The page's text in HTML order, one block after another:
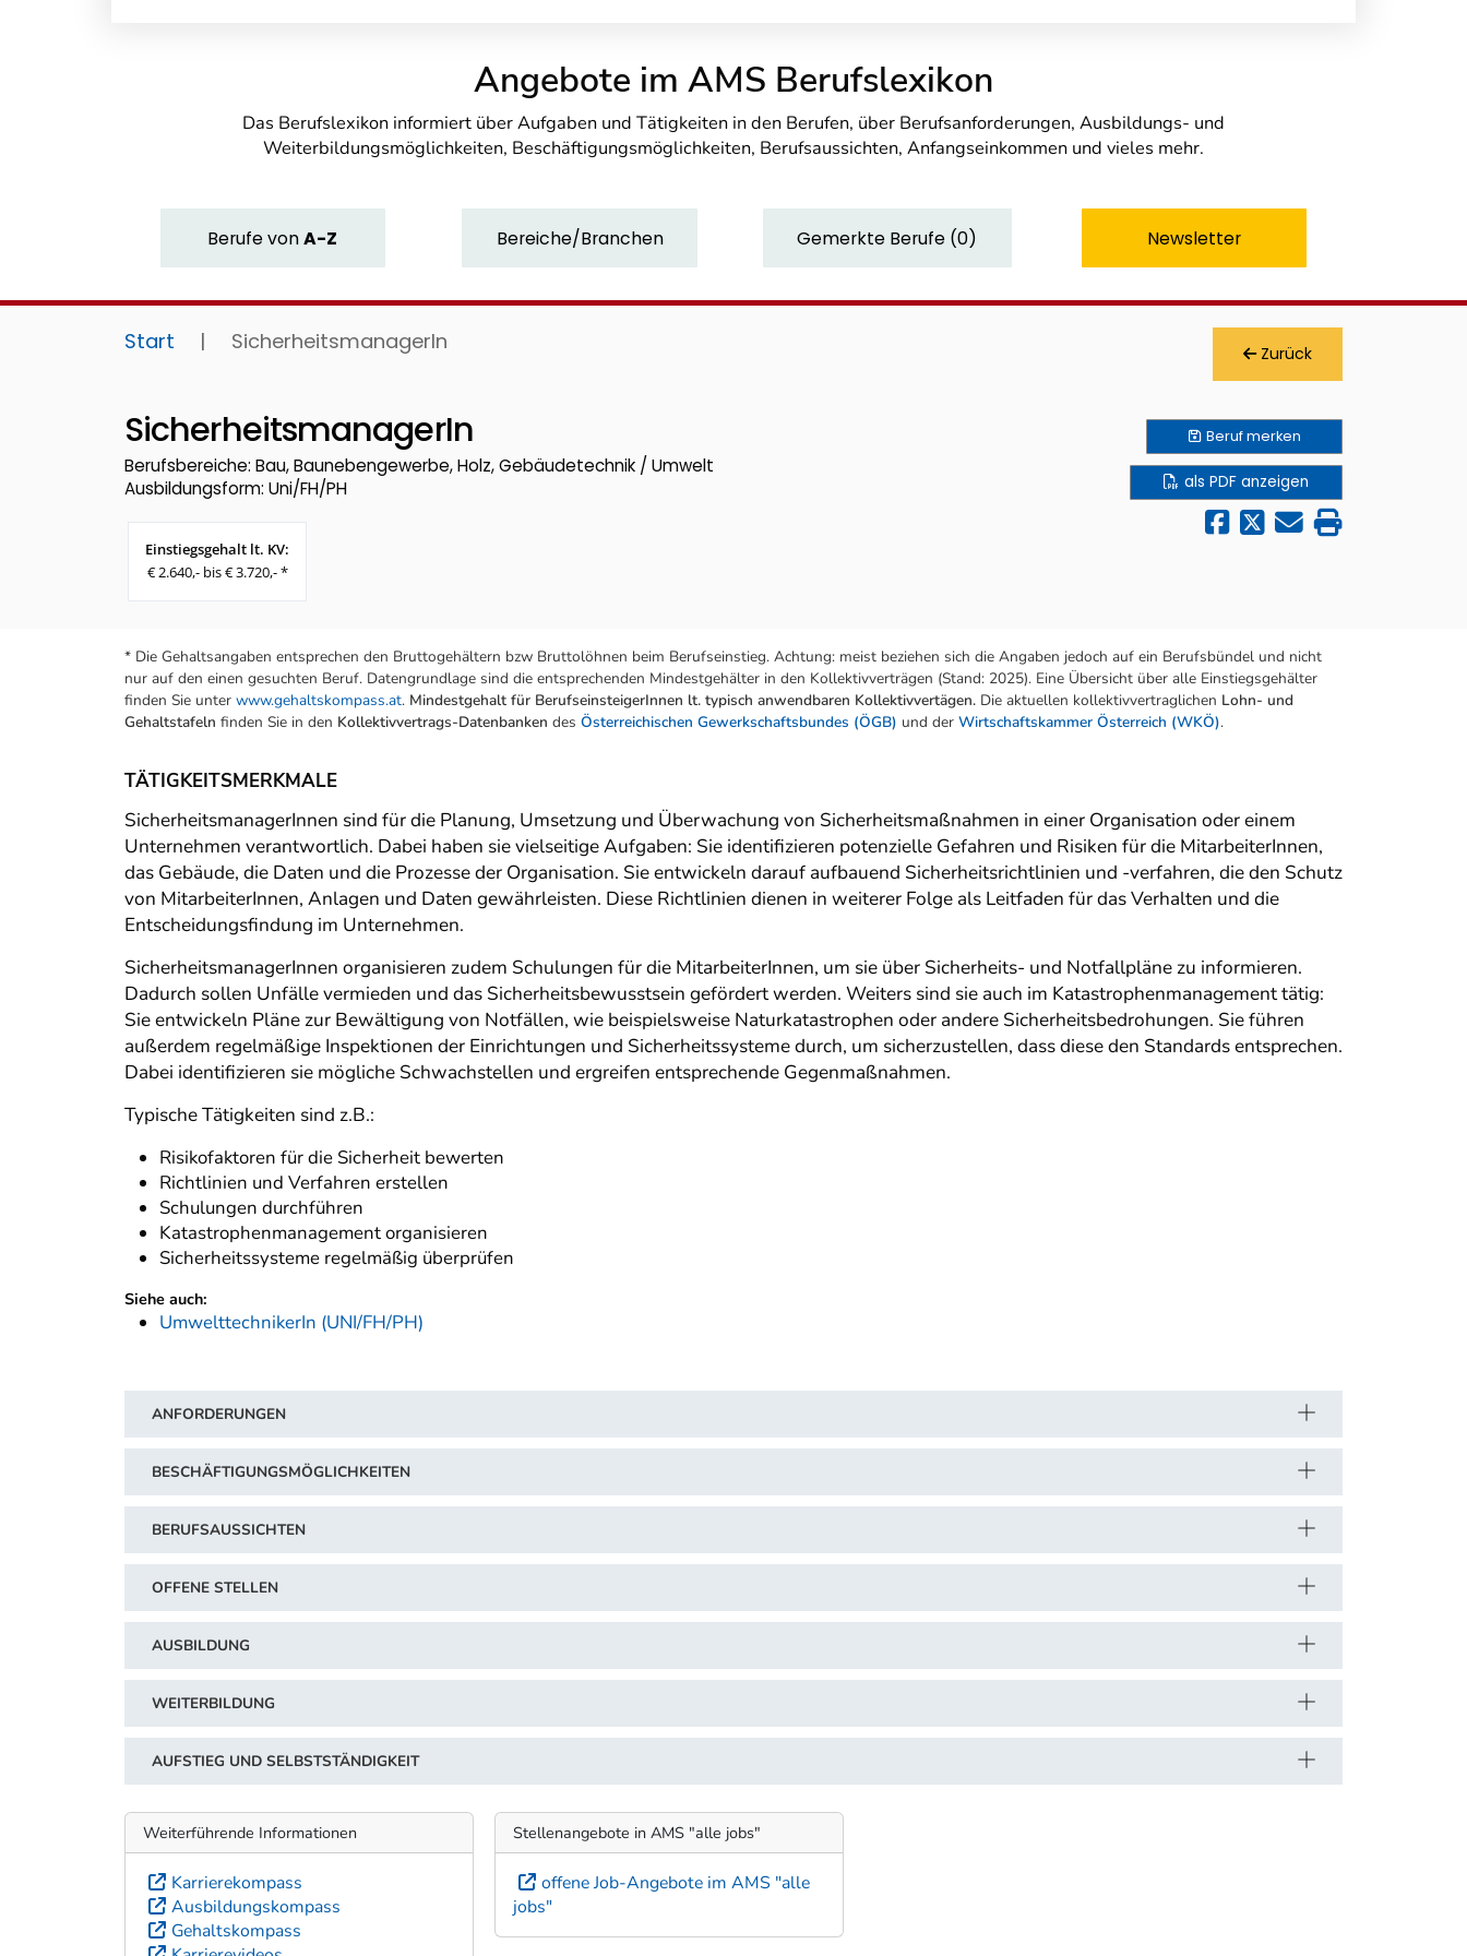
Angebote im AMS Berufslexikon
Das Berufslexikon informiert über Aufgaben und Tätigkeiten in den Berufen, über Berufsanforderungen, Ausbildungs- und
Weiterbildungsmöglichkeiten, Beschäftigungsmöglichkeiten, Berufsaussichten, Anfangseinkommen und vieles mehr.
BerufevonA-Z Bereiche/Branchen Gemerkte Berufe (0) Newsletter
Start | SicherheitsmanagerIn Zurück
SicherheitsmanagerIn
Berufsbereiche: Bau, Baunebengewerbe, Holz, Gebäudetechnik / Umwelt
Ausbildungsform: Uni/FH/PH
Einstiegsgehalt lt. KV:
€ 2.640,- bis € 3.720,- *
Berufmerken
als PDF anzeigen
* Die Gehaltsangaben entsprechen den Bruttogehältern bzw Bruttolöhnen beim Berufseinstieg. Achtung: meist beziehen sich die Angaben jedoch auf ein Berufsbündel und nicht
nur auf den einen gesuchten Beruf. Datengrundlage sind die entsprechenden Mindestgehälter in den Kollektivverträgen (Stand: 2025). Eine Übersicht über alle Einstiegsgehälter
finden Sie unter www.gehaltskompass.at. Mindestgehalt für BerufseinsteigerInnen lt. typisch anwendbaren Kollektivvertägen. Die aktuellen kollektivvertraglichen Lohn- und
Gehaltstafeln finden Sie in den Kollektivvertrags-Datenbanken des Österreichischen Gewerkschaftsbundes (ÖGB) und der Wirtschaftskammer Österreich (WKÖ).
TÄTIGKEITSMERKMALE
SicherheitsmanagerInnen sind für die Planung, Umsetzung und Überwachung von Sicherheitsmaßnahmen in einer Organisation oder einem
Unternehmen verantwortlich. Dabei haben sie vielseitige Aufgaben: Sie identifizieren potenzielle Gefahren und Risiken für die MitarbeiterInnen,
das Gebäude, die Daten und die Prozesse der Organisation. Sie entwickeln darauf aufbauend Sicherheitsrichtlinien und -verfahren, die den Schutz
von MitarbeiterInnen, Anlagen und Daten gewährleisten. Diese Richtlinien dienen in weiterer Folge als Leitfaden für das Verhalten und die
Entscheidungsfindung im Unternehmen.
SicherheitsmanagerInnen organisieren zudem Schulungen für die MitarbeiterInnen, um sie über Sicherheits- und Notfallpläne zu informieren.
Dadurch sollen Unfälle vermieden und das Sicherheitsbewusstsein gefördert werden. Weiters sind sie auch im Katastrophenmanagement tätig:
Sie entwickeln Pläne zur Bewältigung von Notfällen, wie beispielsweise Naturkatastrophen oder andere Sicherheitsbedrohungen. Sie führen
außerdem regelmäßige Inspektionen der Einrichtungen und Sicherheitssysteme durch, um sicherzustellen, dass diese den Standards entsprechen.
Dabei identifizieren sie mögliche Schwachstellen und ergreifen entsprechende Gegenmaßnahmen.
Typische Tätigkeiten sind z.B.:
Risikofaktoren für die Sicherheit bewerten
Richtlinien und Verfahren erstellen
Schulungen durchführen
Katastrophenmanagement organisieren
Sicherheitssysteme regelmäßig überprüfen
Siehe auch:
UmwelttechnikerIn (UNI/FH/PH)
ANFORDERUNGEN
BESCHÄFTIGUNGSMÖGLICHKEITEN
BERUFSAUSSICHTEN
OFFENE STELLEN
AUSBILDUNG
WEITERBILDUNG
AUFSTIEG UND SELBSTSTÄNDIGKEIT
Weiterführende Informationen
Karrierekompass
Ausbildungskompass
Gehaltskompass
Stellenangebote in AMS "alle jobs"
offene Job-Angebote im AMS "alle
jobs"